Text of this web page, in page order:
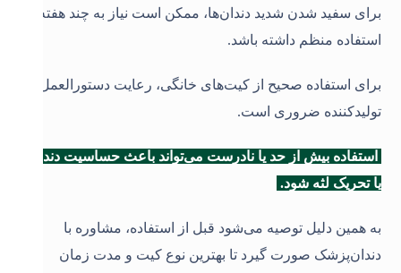
برای سفید شدن شدید دندان‌ها، ممکن است نیاز به چند هفته
استفاده منظم داشته باشد.
برای استفاده صحیح از کیت‌های خانگی، رعایت دستورالعمل
تولیدکننده ضروری است.
استفاده بیش از حد یا نادرست می‌تواند باعث حساسیت دندان
یا تحریک لثه شود.
به همین دلیل توصیه می‌شود قبل از استفاده، مشاوره با
دندان‌پزشک صورت گیرد تا بهترین نوع کیت و مدت زمان